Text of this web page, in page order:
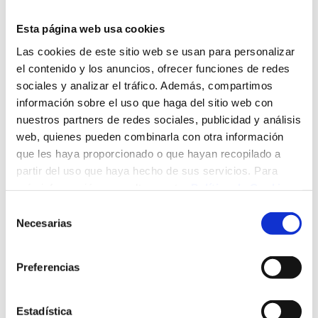
Esta página web usa cookies
Las cookies de este sitio web se usan para personalizar
el contenido y los anuncios, ofrecer funciones de redes
sociales y analizar el tráfico. Además, compartimos
información sobre el uso que haga del sitio web con
nuestros partners de redes sociales, publicidad y análisis
web, quienes pueden combinarla con otra información
que les haya proporcionado o que hayan recopilado a
partir del uso que haya hecho de sus servicios. Para
Necesarias
Preferencias
Estadística
En este sentido, tal y como ha reconocido Zuloaga, esta
alteraciones de la marcha” causadas por accidentes
cerebrovasculares, traumatismos, lesiones medulares,
parálisis cerebral, y esclerosis múltiple, además de otras
lesiones y enfermedades neurológicas.
El dispositivo servirá para tratar distintas lesiones severas
que provocan daño cerebral o medulares, consecuencia de
traumatismos de alta energía, ictus, procesos
actividad motora. En definitiva, un amplio abanico de
pacientes se puede beneficiar del exoesqueleto.
Por su parte, Manuel Iturbe ha señalado la importancia de
contar con una máquina de este tipo en Valdecilla, ya que
referencia para la neuro-rehabilitación de la zona Norte de